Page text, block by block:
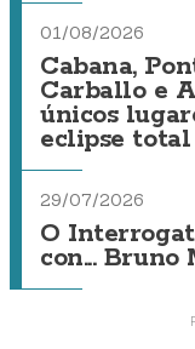
01/08/2026
Cabana,
Carballo e
únicos
eclipse
29/07/2026
O
con... Bruno